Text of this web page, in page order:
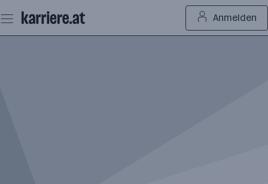
Seiteninhalt
springen
Anmelden